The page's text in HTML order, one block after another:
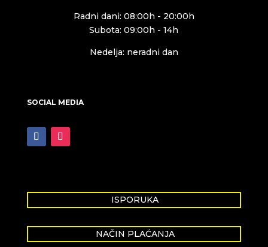
Radni dani: 08:00h - 20:00h
Subota: 09:00h - 14h
Nedelja: neradni dan
SOCIAL MEDIA
ISPORUKA
NAČIN PLAĆANJA